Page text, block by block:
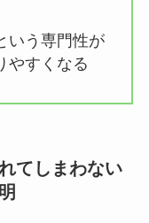
いう専門性が
やすくなる
てしまわない